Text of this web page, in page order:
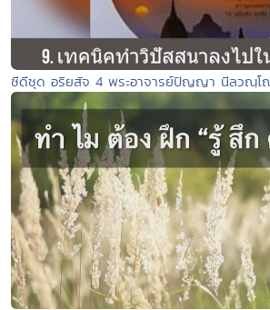
ซีดีชุด อริยสัจ 4 พระอาจารย์ปัญญา นีลวณฺ